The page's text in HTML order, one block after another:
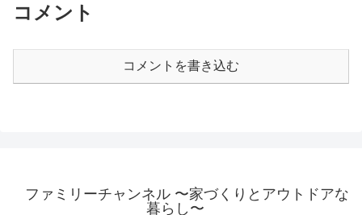
コメント
コメントを書き込む
ファミリーチャンネル 〜家づくりとアウトドアな
暮らし〜